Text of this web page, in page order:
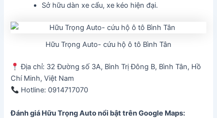
Sở hữu dàn xe cẩu, xe kéo hiện đại.
Hữu Trọng Auto- cứu hộ ô tô Bình Tân
Địa chỉ: 32 Đường số 3A, Bình Trị Đông B, Bình Tân, Hồ
Chí Minh, Việt Nam
Hotline: 0914717070
Đánh giá Hữu Trọng Autonổi bật trên Google Maps: